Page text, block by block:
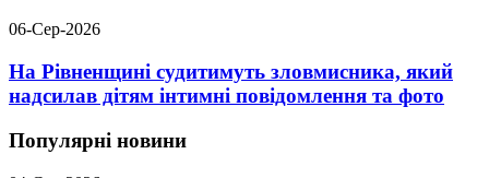
06-Сер-2026
На Рівненщині судитимуть зловмисника, який
надсилав дітям інтимні повідомлення та фото
Популярні новини